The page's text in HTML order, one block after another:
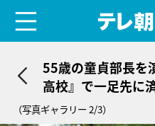
55歳の童貞部長を
高校』で一足先に
（写真ギャラリー 2/3）